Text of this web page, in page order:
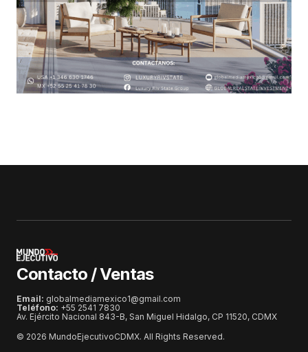
Contacto / Ventas
Email: globalmediamexico1@gmail.com
Teléfono: +55 2541 7830
Av. Ejército Nacional 843-B, San Miguel Hidalgo, CP 11520, CDMX
© 2026 MundoEjecutivoCDMX. All Rights Reserved.